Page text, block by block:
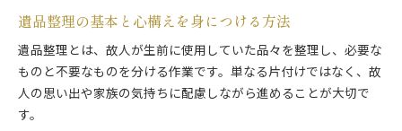
遺品整理と布団処分の効率的な進め方
遺品整理で残すべき思い出品の選び方
狭山市で知る遺品整理のポイント集
遺品整理の基本と心構えを身につける方法
遺品整理とは、故人が生前に使用していた品々を整理し、必要な
ものと不要なものを分ける作業です。単なる片付けではなく、故
人の思い出や家族の気持ちに配慮しながら進めることが大切で
す。